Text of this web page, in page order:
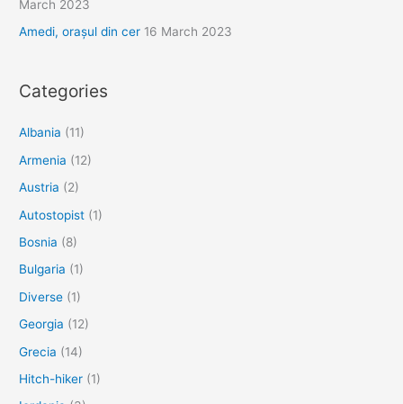
March 2023
Amedi, orașul din cer 16 March 2023
Categories
Albania (11)
Armenia (12)
Austria (2)
Autostopist (1)
Bosnia (8)
Bulgaria (1)
Diverse (1)
Georgia (12)
Grecia (14)
Hitch-hiker (1)